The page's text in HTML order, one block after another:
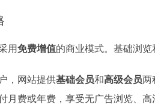
用免费增值的商业模式。基础浏
，网站提供基础会员和高级会员两
月费或年费，享受无广告浏览、